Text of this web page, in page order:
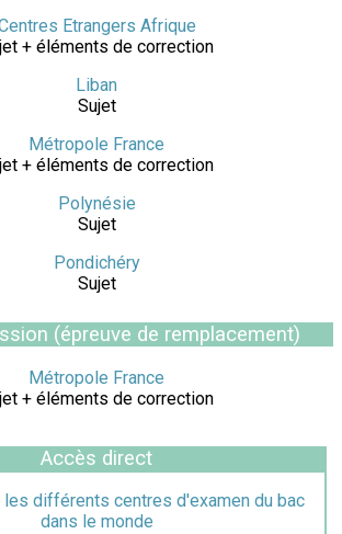
Etrangers Afrique
+ éléments de correction
Liban
Sujet
Métropole France
+ éléments de correction
Polynésie
Sujet
Pondichéry
Sujet
(épreuve de remplacement)
Métropole France
+ éléments de correction
Accès direct
les différents centres d'examen du bac
dans le monde